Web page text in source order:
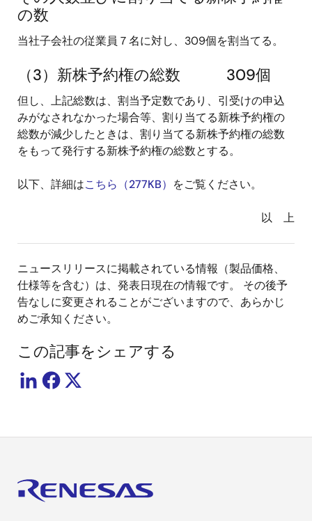
の数
当社子会社の従業員７名に対し、309個を割当てる。
（3）新株予約権の総数 309個
但し、上記総数は、割当予定数であり、引受けの申込
みがなされなかった場合等、割り当てる新株予約権の
総数が減少したときは、割り当てる新株予約権の総数
をもって発行する新株予約権の総数とする。
以下、詳細はこちら（277KB） をご覧ください。
以 上
ニュースリリースに掲載されている情報（製品価格、
仕様等を含む）は、発表日現在の情報です。 その後予
告なしに変更されることがございますので、あらかじ
めご承知ください。
この記事をシェアする